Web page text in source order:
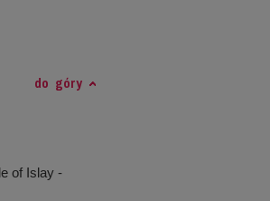
do góry
of Islay -